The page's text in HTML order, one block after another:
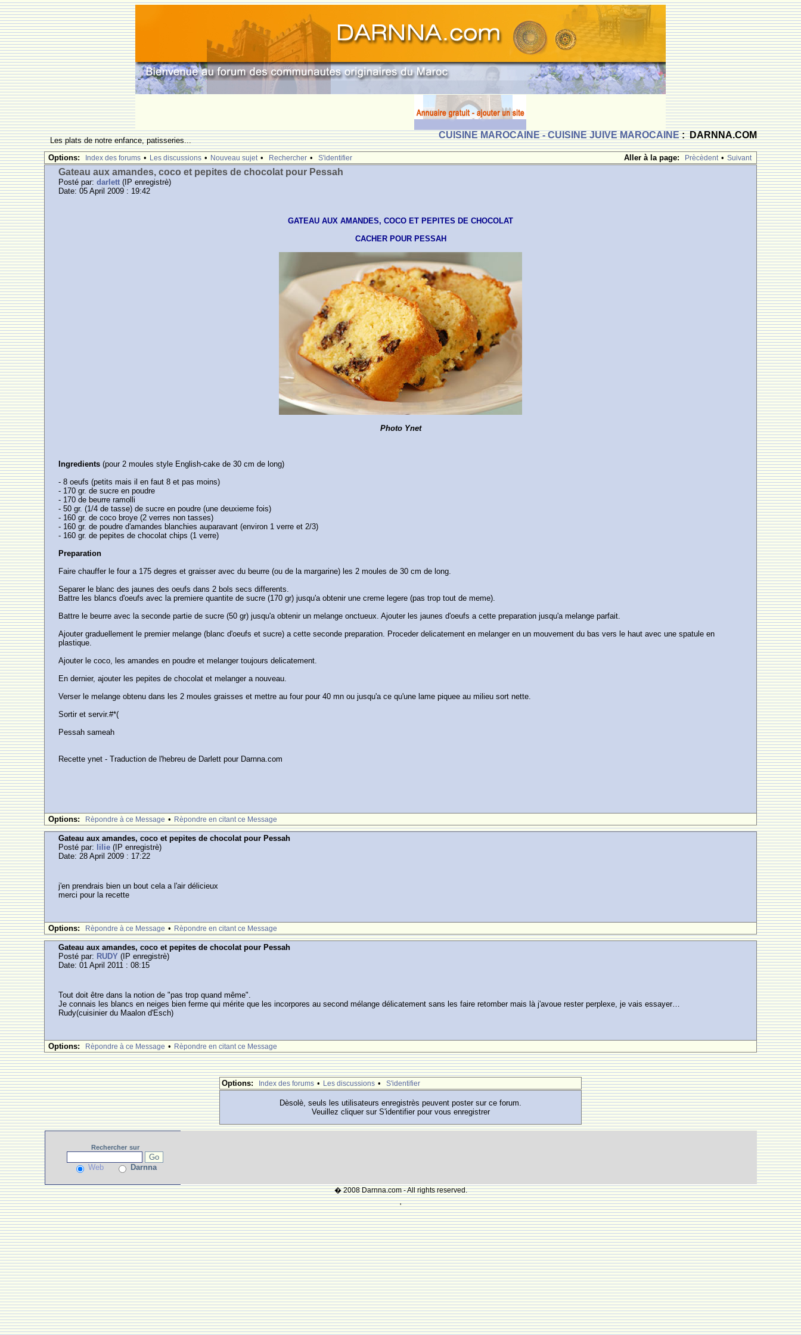
CUISINE MAROCAINE - CUISINE JUIVE MAROCAINE: DARNNA.COM
Les plats de notre enfance, patisseries...
Aller à la page:
Prècèdent • Suivant
Options: Index des forums • Les discussions • Nouveau sujet • Rechercher • S'identifier
Gateau aux amandes, coco et pepites de chocolat pour Pessah
Posté par:darlett (IP enregistrè)
Date: 05 April 2009 : 19:42
GATEAU AUX AMANDES, COCO ET PEPITES DE CHOCOLAT
CACHER POUR PESSAH
Photo Ynet
Ingredients (pour 2 moules style English-cake de 30 cm de long)
- 8 oeufs (petits mais il en faut 8 et pas moins)
- 170 gr. de sucre en poudre
- 170 de beurre ramolli
- 50 gr. (1/4 de tasse) de sucre en poudre (une deuxieme fois)
- 160 gr. de coco broye (2 verres non tasses)
- 160 gr. de poudre d'amandes blanchies auparavant (environ 1 verre et 2/3)
- 160 gr. de pepites de chocolat chips (1 verre)
Preparation
Faire chauffer le four a 175 degres et graisser avec du beurre (ou de la margarine) les 2 moules de 30 cm de long.
Separer le blanc des jaunes des oeufs dans 2 bols secs differents.
Battre les blancs d'oeufs avec la premiere quantite de sucre (170 gr) jusqu'a obtenir une creme legere (pas trop tout de meme).
Battre le beurre avec la seconde partie de sucre (50 gr) jusqu'a obtenir un melange onctueux. Ajouter les jaunes d'oeufs a cette preparation jusqu'a melange parfait.
Ajouter graduellement le premier melange (blanc d'oeufs et sucre) a cette seconde preparation. Proceder delicatement en melanger en un mouvement du bas vers le haut avec une spatule en
plastique.
Ajouter le coco, les amandes en poudre et melanger toujours delicatement.
En dernier, ajouter les pepites de chocolat et melanger a nouveau.
Verser le melange obtenu dans les 2 moules graisses et mettre au four pour 40 mn ou jusqu'a ce qu'une lame piquee au milieu sort nette.
Sortir et servir.#*(
Pessah sameah
Recette ynet - Traduction de l'hebreu de Darlett pour Darnna.com
Options: Rèpondre à ce Message • Rèpondre en citant ce Message
Gateau aux amandes, coco et pepites de chocolat pour Pessah
Posté par:
lilie (IP enregistrè)
Date: 28 April 2009 : 17:22
j'en prendrais bien un bout cela a l'air délicieux
merci pour la recette
Options: Rèpondre à ce Message • Rèpondre en citant ce Message
Gateau aux amandes, coco et pepites de chocolat pour Pessah
Posté par: RUDY (IP enregistrè)
Date: 01 April 2011 : 08:15
Tout doit être dans la notion de "pas trop quand même".
Je connais les blancs en neiges bien ferme qui mérite que les incorpores au second mélange délicatement sans les faire retomber mais là j'avoue rester perplexe, je vais essayer…
Rudy(cuisinier du Maalon d'Esch)
Options: Rèpondre à ce Message • Rèpondre en citant ce Message
Options: Index des forums • Les discussions • S'identifier
Dèsolè, seuls les utilisateurs enregistrès peuvent poster sur ce forum.
Veuillez cliquer sur S'identifier pour vous enregistrer
Rechercher sur
Web Darnna
� 2008 Darnna.com - All rights reserved.
'